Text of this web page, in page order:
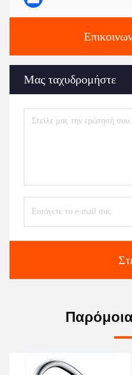
Μας ταχυδρομήστε